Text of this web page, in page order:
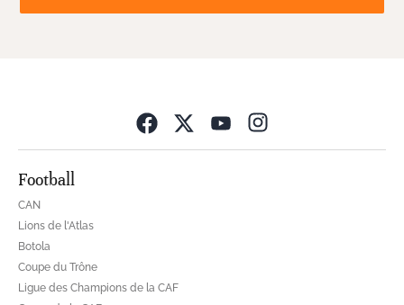
Football
CAN
Lions de l'Atlas
Botola
Coupe du Trône
Ligue des Champions de la CAF